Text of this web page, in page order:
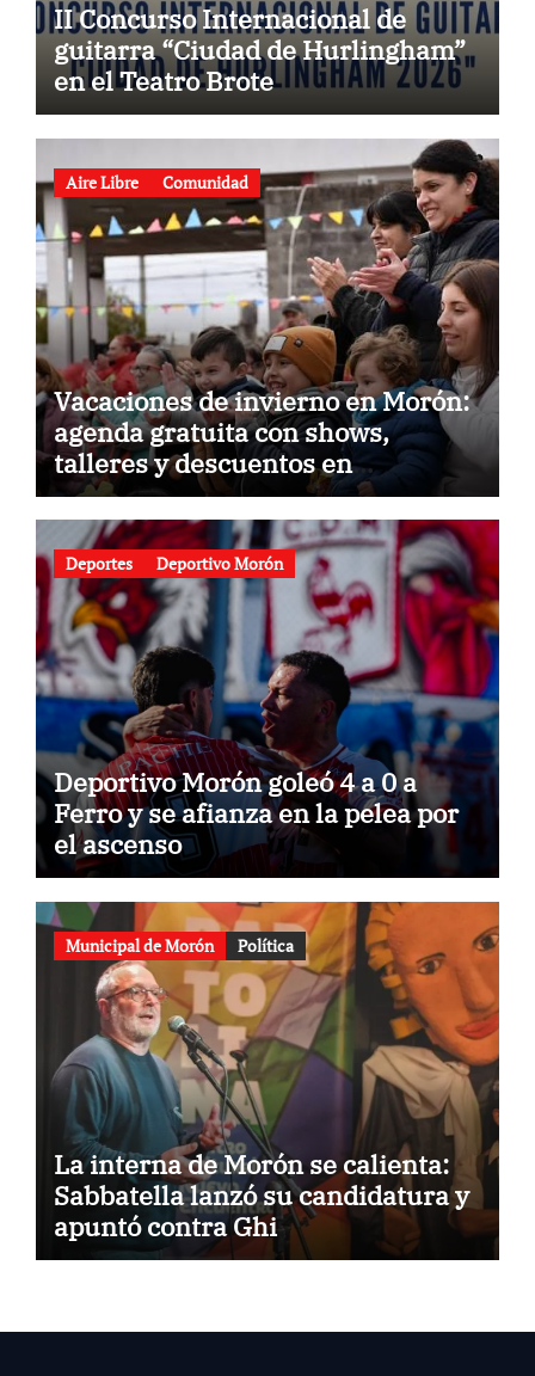
II Concurso Internacional de
guitarra “Ciudad de Hurlingham”
en el Teatro Brote
Aire Libre Comunidad
Vacaciones de invierno en Morón:
agenda gratuita con shows,
talleres y descuentos en
gastronomía
Deportes Deportivo Morón
Deportivo Morón goleó 4 a 0 a
Ferro y se afianza en la pelea por
el ascenso
Municipal de Morón Política
La interna de Morón se calienta:
Sabbatella lanzó su candidatura y
apuntó contra Ghi